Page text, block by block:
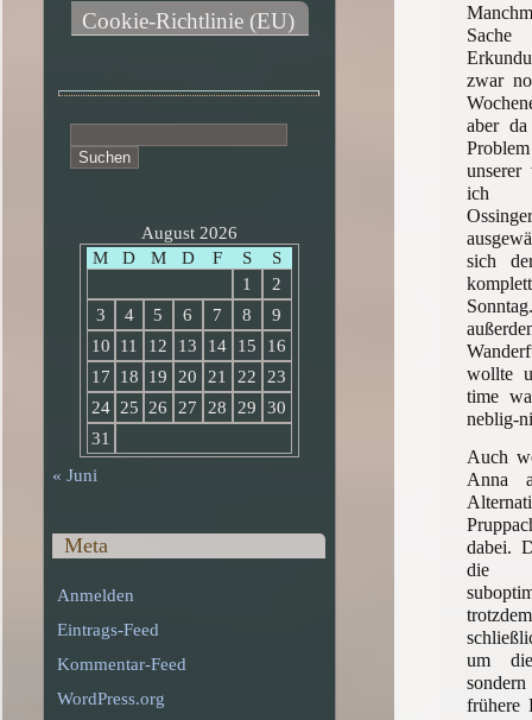
zwar
aber
unserer
ich
sich
wollte
time
neblig-
Auch
Anna
dabei.
die
um
frühere
Cookie-Richtlinie (EU)
nach:
August 2026
M
D M D F S
S
1
2
3
4 5 6 7 8
9
10
11 12 13 14 15
16
17
18 19 20 21 22
23
24 25 26 27 28 29
30
31
« Juni
Meta
Anmelden
Eintrags-Feed
Kommentar-Feed
WordPress.org